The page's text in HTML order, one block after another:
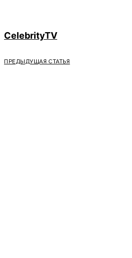
CelebrityTV
ПРЕДЫДУЩАЯ СТАТЬЯ